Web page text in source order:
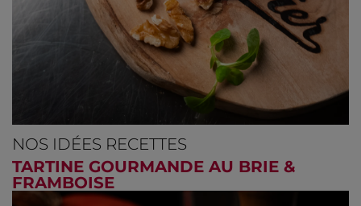
NOS IDÉES RECETTES
TARTINE GOURMANDE AU BRIE &
FRAMBOISE